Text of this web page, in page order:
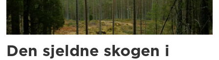
Den sjeldne skogen i